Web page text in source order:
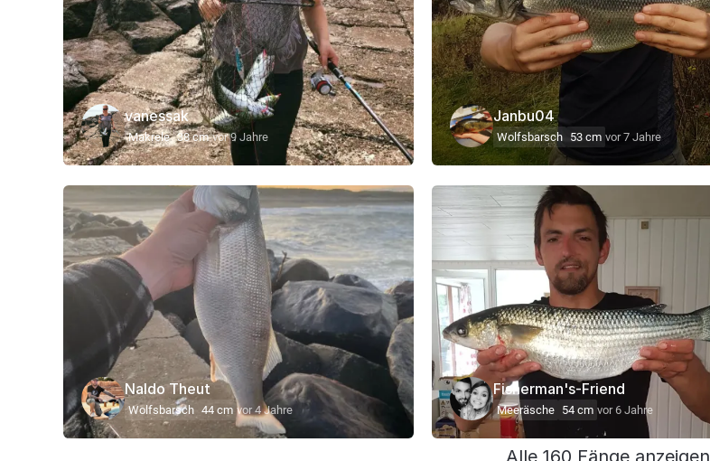
vanessak
Makrele 38 cm vor 9 Jahre
Janbu04
Wolfsbarsch 53 cm vor 7 Jahre
Naldo Theut
Wolfsbarsch 44 cm vor 4 Jahre
Fisherman's-Friend
Meeräsche 54 cm vor 6 Jahre
Alle 160 Fänge anzeigen